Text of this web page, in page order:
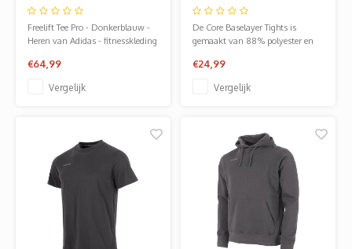
Donkerblauw - Heren
Freelift Tee Pro - Donkerblauw -
Heren van Adidas - fitnesskleding
Baarn.
€64,99
Vergelijk
Tights Slidingbroek
Zwart
De Core Baselayer Tights is
gemaakt van 88% polyester en
ondershort.
€24,99
Vergelijk